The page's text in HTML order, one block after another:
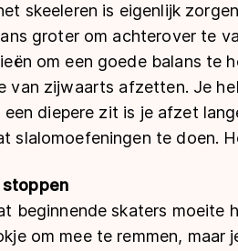
skeeleren is eigenlijk
groter om achterover te
om een goede balans te
van zijwaarts afzetten. Je
een diepere zit is je afzet
slalomoefeningen te doen.
stoppen
beginnende skaters moeite
om mee te remmen,